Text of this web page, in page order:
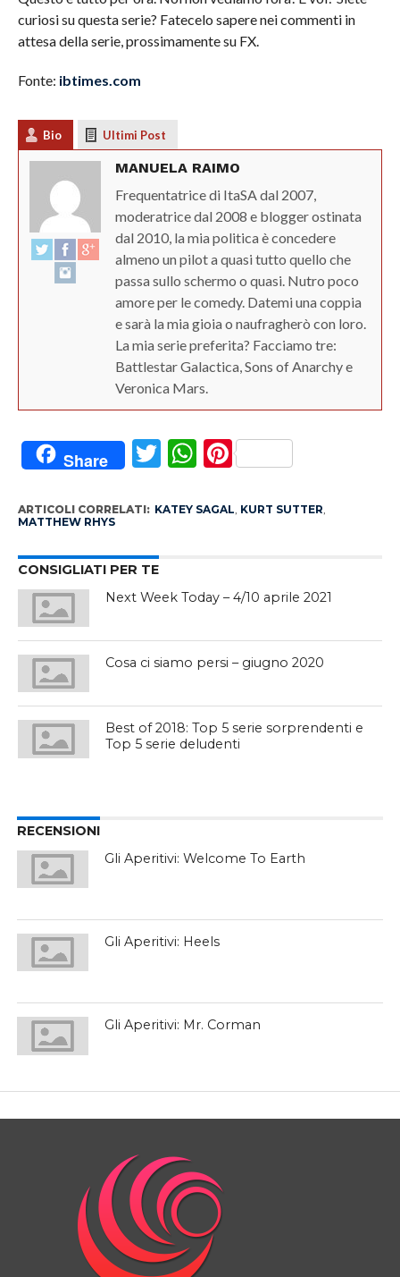
curiosi su questa serie? Fatecelo sapere nei commenti in
attesa della serie, prossimamente su FX.
Fonte: ibtimes.com
Bio Ultimi Post
MANUELA RAIMO
Frequentatrice di ItaSA dal 2007,
moderatrice dal 2008 e blogger ostinata
dal 2010, la mia politica è concedere
almeno un pilot a quasi tutto quello che
passa sullo schermo o quasi. Nutro poco
amore per le comedy. Datemi una coppia
e sarà la mia gioia o naufragherò con loro.
La mia serie preferita? Facciamo tre:
Battlestar Galactica, Sons of Anarchy e
Veronica Mars.
Share Twitter
WhatsApp
Pinterest
ARTICOLI CORRELATI: KATEY SAGAL KURT SUTTER
MATTHEW RHYS
CONSIGLIATI PER TE
Next Week Today – 4/10 aprile 2021
Cosa ci siamo persi – giugno 2020
Best of 2018: Top 5 serie sorprendenti e
Top 5 serie deludenti
RECENSIONI
Gli Aperitivi: Welcome To Earth
Gli Aperitivi: Heels
Gli Aperitivi: Mr. Corman